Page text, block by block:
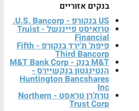
בנקים אזוריים
US בנקורפ - U.S. Bancorp.
טרואיסט פייננשל - Truist
Financial
פיפת' ת'ירד בנקורפ - Fifth
Third Bancorp
M&T בנק - M&T Bank Corp
הנטינגטון בנקשיירס -
Huntington Bancshares
Inc
נורת'רן טראסט - Northern
Trust Corp